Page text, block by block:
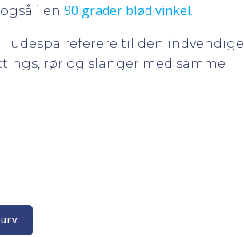
i en 90 grader blød vinkel.
udespa referere til den indvendige
rør og slanger med samme